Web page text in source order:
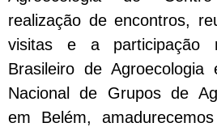
realização de encontros,
visitas e a participação
Brasileiro de
Nacional de Grupos de
em Belém,